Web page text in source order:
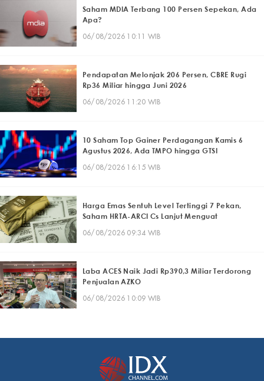
Saham MDIA Terbang 100 Persen Sepekan, Ada
Apa?
06/08/2026 10:11 WIB
Pendapatan Melonjak 206 Persen, CBRE Rugi
Rp36 Miliar hingga Juni 2026
06/08/2026 11:20 WIB
10 Saham Top Gainer Perdagangan Kamis 6
Agustus 2026, Ada TMPO hingga GTSI
06/08/2026 16:15 WIB
Harga Emas Sentuh Level Tertinggi 7 Pekan,
Saham HRTA-ARCI Cs Lanjut Menguat
06/08/2026 09:34 WIB
Laba ACES Naik Jadi Rp390,3 Miliar Terdorong
Penjualan AZKO
06/08/2026 10:09 WIB